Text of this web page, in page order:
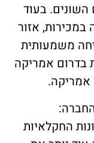
בעוד
אזור
אמריקה